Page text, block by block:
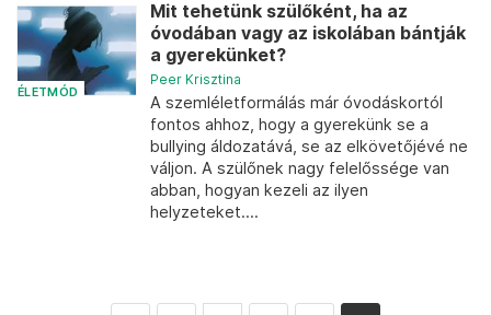
ÉLETMÓD
Mit tehetünk szülőként, ha az
óvodában vagy az iskolában bántják
a gyerekünket?
Peer Krisztina
A szemléletformálás már óvodáskortól
fontos ahhoz, hogy a gyerekünk se a
bullying áldozatává, se az elkövetőjévé ne
váljon. A szülőnek nagy felelőssége van
abban, hogyan kezeli az ilyen
helyzeteket....